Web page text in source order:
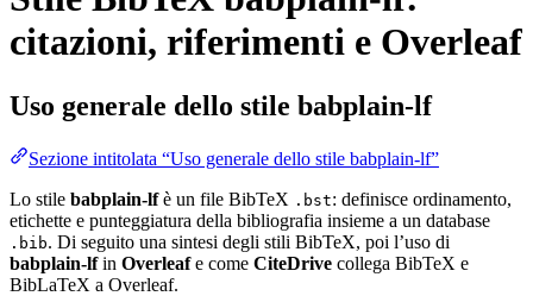
citazioni, riferimenti e Overleaf
Uso generale dello stile babplain-lf
Sezione intitolata “Uso generale dello stile babplain-lf”
Lo stile babplain-lfè un file BibTeX .bst: definisce ordinamento,
etichette e punteggiatura della bibliografia insieme a un database
.bib. Di seguito una sintesi degli stili BibTeX, poi l’uso di
babplain-lfin Overleafe come CiteDrive collega BibTeX e
BibLaTeX a Overleaf.